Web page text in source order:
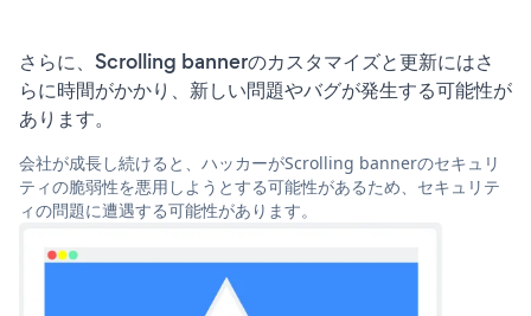
さらに、Scrolling bannerのカスタマイズと更新にはさ
らに時間がかかり、新しい問題やバグが発生する可能性が
あります。
会社が成長し続けると、ハッカーがScrolling bannerのセキュリ
ティの脆弱性を悪用しようとする可能性があるため、セキュリテ
ィの問題に遭遇する可能性があります。